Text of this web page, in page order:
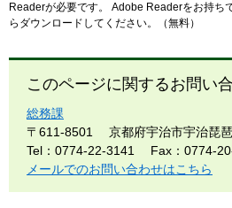
Readerが必要です。
Adobe Readerをお持ち
らダウンロードしてください。（無料）
このページに関するお問い
総務課
〒611-8501
京都府宇治市宇治琵
Tel：0774-22-3141
Fax：0774-
メールでのお問い合わせはこちら